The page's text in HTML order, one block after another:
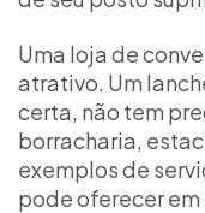
Uma loja de
atrativo. Um
certa, não tem
borracharia,
exemplos de
pode oferecer